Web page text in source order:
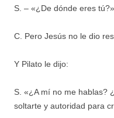
S. – «¿De dónde eres tú?».
C. Pero Jesús no le dio
Y Pilato le dijo:
S. «¿A mí no me hablas?
soltarte y autoridad para